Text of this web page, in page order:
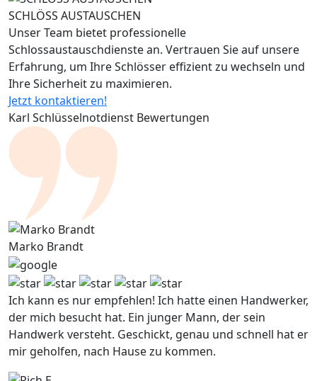
SCHLÖSS AUSTAUSCHEN
Unser Team bietet professionelle
Schlossaustauschdienste an. Vertrauen Sie auf unsere
Erfahrung, um Ihre Schlösser effizient zu wechseln und
Ihre Sicherheit zu maximieren.
Jetzt kontaktieren!
Karl Schlüsselnotdienst Bewertungen
Marko Brandt
Ich kann es nur empfehlen! Ich hatte einen Handwerker,
der mich besucht hat. Ein junger Mann, der sein
Handwerk versteht. Geschickt, genau und schnell hat er
mir geholfen, nach Hause zu kommen.